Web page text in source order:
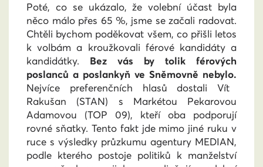
Poté, co se ukázalo, že volební účast byla
něco málo přes 65 %, jsme se začali radovat.
Chtěli bychom poděkovat všem, co přišli letos
k volbám a kroužkovali férové kandidáty a
kandidátky. Bez vás by tolik férových
poslanců a poslankyň ve Sněmovně nebylo.
Nejvíce preferenčních hlasů dostali Vít
Rakušan (STAN) s Markétou Pekarovou
Adamovou (TOP 09), kteří oba podporují
rovné sňatky. Tento fakt jde mimo jiné ruku v
ruce s výsledky průzkumu agentury MEDIAN,
podle kterého postoje politiků k manželství